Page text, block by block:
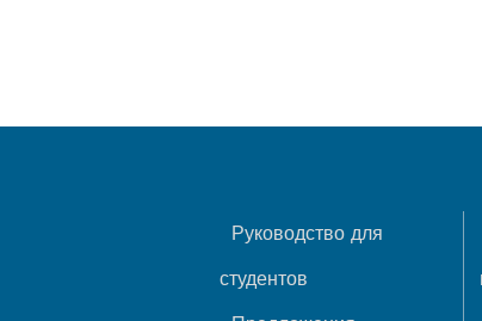
Руководство для
студентов